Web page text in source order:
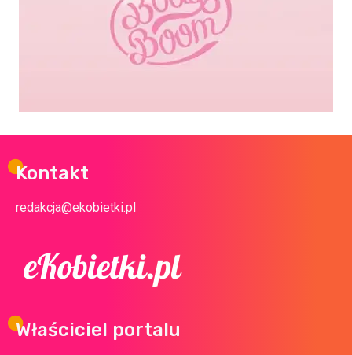
Kontakt
redakcja@ekobietki.pl
Właściciel portalu